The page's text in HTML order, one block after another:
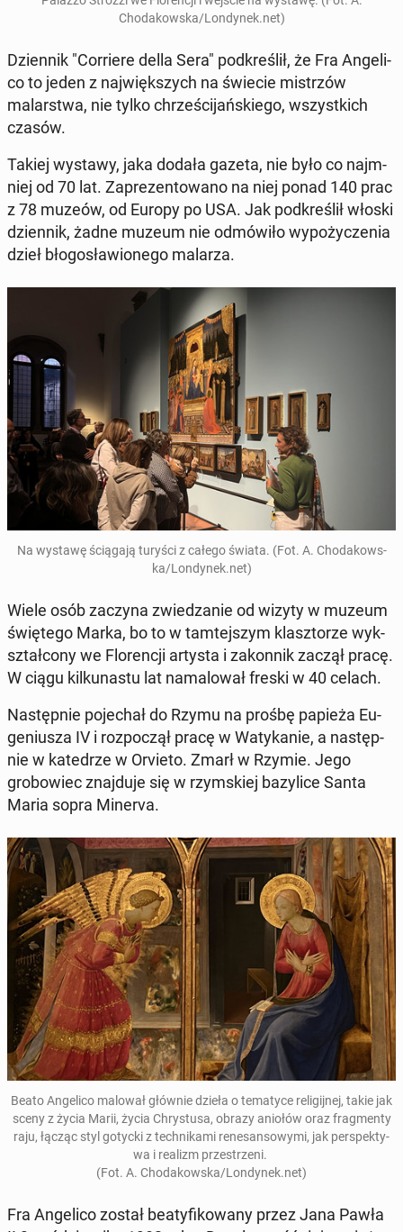
Chodakows­ka/Lon­dynek.net)
Dzi­en­nik "Cor­riere della Sera" pod­kreślił, że Fra An­geli­
co to jeden z na­jwięk­szych na świecie mis­trzów
malarst­wa, nie tylko chrześ­ci­jańskiego, wszys­t­kich
czasów.
Takiej wystawy, jaka dodała gazeta, nie było co na­jm­
niej od 70 lat. Za­prezen­towano na niej ponad 140 prac
z 78 muzeów, od Europy po USA. Jak pod­kreślił włoski
dzi­en­nik, żadne muzeum nie odmówiło wypoży­czenia
dzieł bło­gosław­ionego malarza.
Na wystawę ścią­ga­ją turyści z całego świata. (Fot. A. Chodakows­
ka/Lon­dynek.net)
Wiele osób zaczyna zwiedzanie od wizyty w muzeum
świętego Marka, bo to w tamte­jszym klasz­torze wyk­
sz­tał­cony we Flo­rencji artysta i za­kon­nik zaczął pracę.
W ciągu kilku­nas­tu lat na­malował freski w 40 celach.
Następ­nie po­jechał do Rzymu na prośbę papieża Eu­
ge­niusza IV i rozpoczął pracę w Watykanie, a następ­
nie w kat­e­drze w Orvieto. Zmarł w Rzymie. Jego
grobowiec zna­j­du­je się w rzym­skiej bazylice Santa
Maria sopra Minerva.
Beato An­geli­co malował głównie dzieła o tem­atyce re­ligi­jnej, takie jak
sceny z życia Marii, życia Chrys­tusa, obrazy aniołów oraz frag­men­ty
raju, łącząc styl gotycki z tech­nika­mi re­ne­san­sowy­mi, jak per­spek­ty­
wa i realizm przestrzeni.
(Fot. A. Chodakows­ka/Lon­dynek.net)
Fra An­geli­co został beat­y­fikowany przez Jana Pawła